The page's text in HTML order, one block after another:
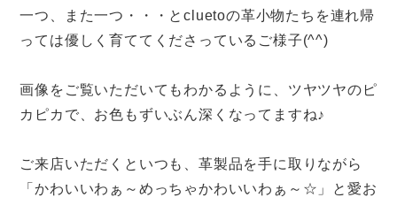
一つ、また一つ・・・とcluetoの革小物たちを連れ帰
っては優しく育ててくださっているご様子(^^)
画像をご覧いただいてもわかるように、ツヤツヤのピ
カピカで、お色もずいぶん深くなってますね♪
ご来店いただくといつも、革製品を手に取りながら
「かわいいわぁ～めっちゃかわいいわぁ～☆」と愛お